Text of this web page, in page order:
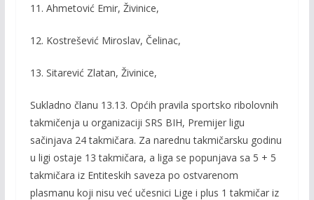
11. Ahmetović Emir, Živinice,
12. Kostrešević Miroslav, Čelinac,
13. Sitarević Zlatan, Živinice,
Sukladno članu 13.13. Općih pravila sportsko ribolovnih
takmičenja u organizaciji SRS BIH, Premijer ligu
sačinjava 24 takmičara. Za narednu takmičarsku godinu
u ligi ostaje 13 takmičara, a liga se popunjava sa 5 + 5
takmičara iz Entiteskih saveza po ostvarenom
plasmanu koji nisu već učesnici Lige i plus 1 takmičar iz